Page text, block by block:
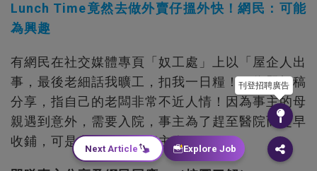
Lunch Time竟然去做外賣仔搵外快！網民：可能
為興趣
有網民在社交媒體專頁「奴工處」上以「屋企人出
事，最後老細話我曠工，扣我一日糧！」為題投稿
分享，指自己的老闆非常不近人情！因為事主的母
親遇到意外，需要入院，事主為了趕至醫院而提早
收鋪，可是老闆卻要扣事主人工……
刊登招聘廣告
Next Article Explore Job